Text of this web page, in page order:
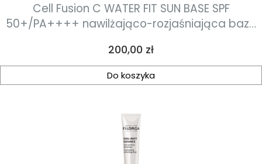
Cell Fusion C WATER FIT SUN BASE SPF
50+/PA++++ nawilżająco-rozjaśniająca baza
przeciwsłoneczną 40ml
Cena
200,00 zł
Do koszyka